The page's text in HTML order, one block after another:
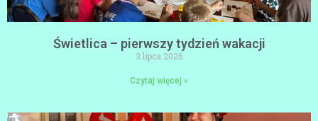
Świetlica – pierwszy tydzień wakacji
3 lipca 2026
Czytaj więcej »